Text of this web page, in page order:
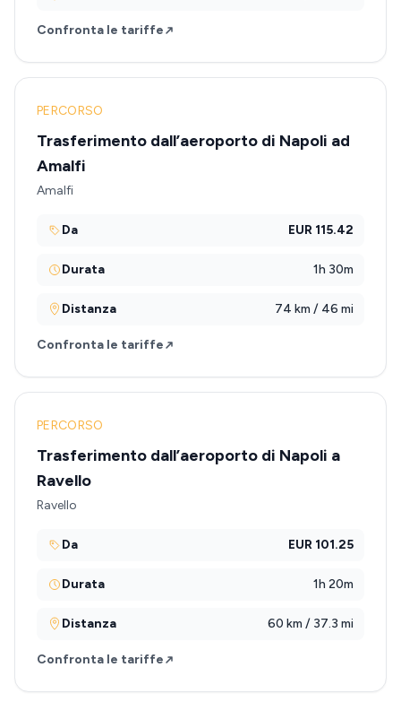
Confronta le tariffe
PERCORSO
Trasferimento dall’aeroporto di Napoli ad
Amalfi
Amalfi
Da EUR 115.42
Durata 1h 30m
Distanza 74 km / 46 mi
Confronta le tariffe
PERCORSO
Trasferimento dall’aeroporto di Napoli a
Ravello
Ravello
Da EUR 101.25
Durata 1h 20m
Distanza 60 km / 37.3 mi
Confronta le tariffe